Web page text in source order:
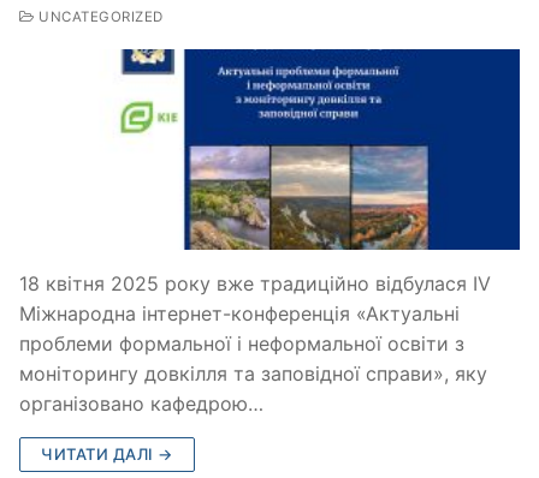
UNCATEGORIZED
18 квітня 2025 року вже традиційно відбулася ІV
Міжнародна інтернет-конференція «Актуальні
проблеми формальної і неформальної освіти з
моніторингу довкілля та заповідної справи», яку
організовано кафедрою…
ЧИТАТИ ДАЛІ →